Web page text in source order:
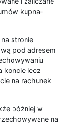
kupna-
stronie
pod adresem
koncie lecz
na rachunek
później w
na